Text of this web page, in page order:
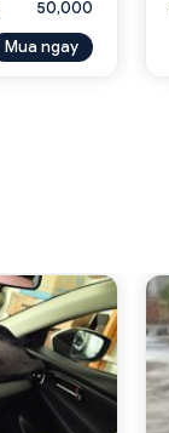
50,000
Mua ngay